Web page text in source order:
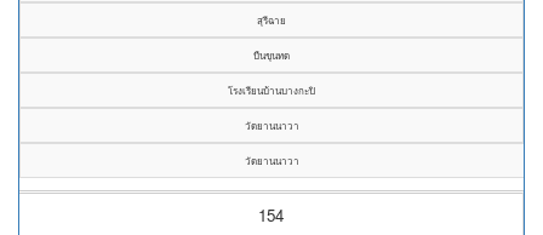
สุรีฉาย
บืนขุนทด
โรงเรียนบ้านบางกะปิ
วัดยานนาวา
วัดยานนาวา
154